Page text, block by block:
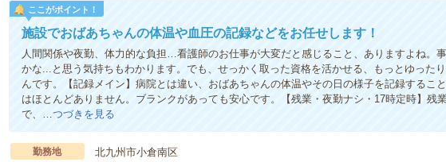
ここがポイント！
施設でおばあちゃんの体温や血圧の記録などをお任せします！
人間関係や夜勤、体力的な負担…看護師のお仕事が大変だと感じること、ありますよね。
かな...と思う気持ちもわかります。でも、せっかく取った資格を活かせる、もっとゆった
んです。【記録メイン】病院とは違い、おばあちゃんの体温やその日の様子を記録するこ
はほとんどありません。ブランクがあっても安心です。【残業・夜勤ナシ・17時定時】残
で、…つづきを見る
勤務地
北九州市小倉南区